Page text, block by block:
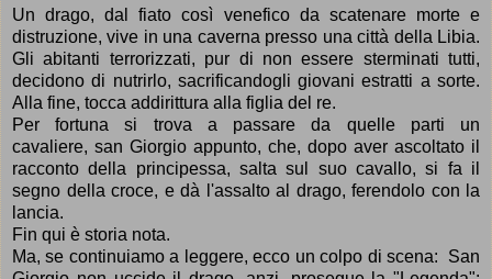
Un drago, dal fiato così venefico da scatenare morte e
distruzione, vive in una caverna presso una città della Libia.
Gli abitanti terrorizzati, pur di non essere sterminati tutti,
decidono di nutrirlo, sacrificandogligiovani estratti a sorte.
Alla fine, tocca addirittura alla figlia del re.
Per fortuna si trova a passare da quelle parti un
cavaliere, san Giorgio appunto, che, dopo aver ascoltato il
racconto della principessa, salta sul suo cavallo, si fa il
segno della croce, e dà l'assalto al drago, ferendolo con la
lancia.
Fin qui è storia nota.
Ma, se continuiamo a leggere, ecco un colpo di scena: San